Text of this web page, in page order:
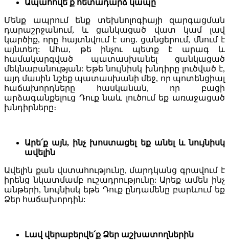
Ապահովե՛ք հետադարձ կապը
Մենք ապրում ենք տեխնոլոգիայի զարգացման
դարաշրջանում, և ցանկացած վատ կամ լավ
կարծիք, որը հայտնվում է սոց. ցանցերում, մնում է
այնտեղ: Ահա, թե ինչու պետք է արագ և
համակարգված պատասխանել ցանկացած
մեկնաբանության: Եթե նույնիսկ խնդիրը լուծված է,
այդ մասին նշեք պատասխանի մեջ, որ պոտենցիալ
հաճախորդները հասկանան, որ բացի
արձագանքելուց Դուք նաև լուծում եք առաջացած
խնդիրները։
Արե՛ք այն, ինչ խոստացել եք անել և նույնիսկ
ավելին
Ավելին քան վստահությունը, մարդկանց գրավում է
իրենց նկատմամբ ուշադրությունը: Արեք ամեն ինչ
անթերի, նույնիսկ եթե Դուք ընդամենը բարևում եք
Ձեր հաճախորդին:
Լավ վերաբերվե՛ք Ձեր աշխատողներին